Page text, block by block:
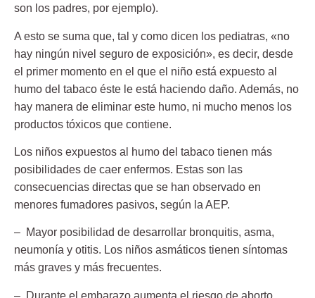
son los padres, por ejemplo).
A esto se suma que, tal y como dicen los pediatras, «no
hay ningún nivel seguro de exposición», es decir, desde
el primer momento en el que el niño está expuesto al
humo del tabaco éste le está haciendo daño. Además, no
hay manera de eliminar este humo, ni mucho menos los
productos tóxicos que contiene.
Los niños expuestos al humo del tabaco tienen más
posibilidades de caer enfermos. Estas son las
consecuencias directas que se han observado en
menores fumadores pasivos, según la AEP.
– Mayor posibilidad de desarrollar bronquitis, asma,
neumonía y otitis. Los niños asmáticos tienen síntomas
más graves y más frecuentes.
– Durante el embarazo aumenta el riesgo de aborto,